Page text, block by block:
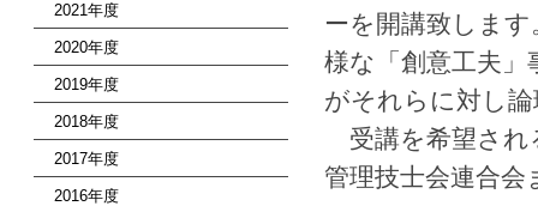
2021年度
2020年度
2019年度
2018年度
2017年度
2016年度
ーを開講致しま
様な「創意工夫」
がそれらに対し
受講を希望され
管理技士会連合